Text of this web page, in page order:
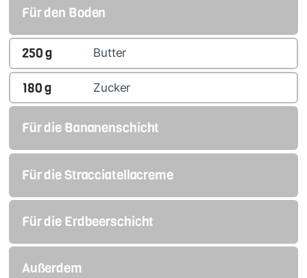
Für den Boden
250g Butter
180g Zucker
Für die Bananenschicht
Für die Stracciatellacreme
Für die Erdbeerschicht
Außerdem